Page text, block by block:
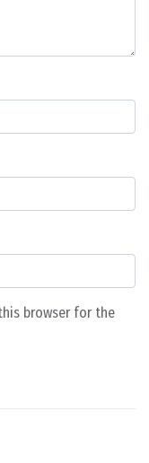
browser for the